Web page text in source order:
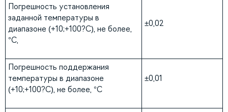
Погрешность установления
заданной температуры в
диапазоне (+10;+100?С), не более,
°С,
±0,02
Погрешность поддержания
температуры в диапазоне
(+10;+100?С), не более, °С
±0,01